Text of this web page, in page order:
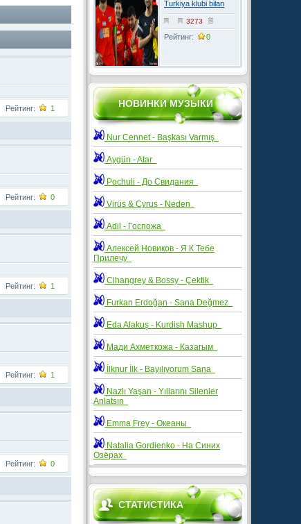
Рейтинг: 1
Рейтинг: 0
Рейтинг: 1
Рейтинг: 1
Рейтинг: 0
Turkiya klubi bilan
kelishuvga erishdi
3273
Рейтинг: 0
НОВИНКИ МУЗЫКИ
Nur Cennet - Başkası Varmış
Aygün - Atar
Pochuli - До Свидания
Virüs & Cyrus - Neden
Adil - Госпожа
Алексей Новиков - Я К Тебе
Прилечу
Cihangrey & Bossy - Çektik
Furkan Erdoğan - Sana Değmez
Eda Alakuş - Kurdish Mashup
Мади Ахметкожа - Казагым
İlknur İlk - Bayılıyorum Sana
Nazlı Yaşan - Yıllarını Silenler
Anlatsın
Emma Frey - Океаны
Natalia Gordienko - На Синих
Озёрах
СТАТИСТИКА